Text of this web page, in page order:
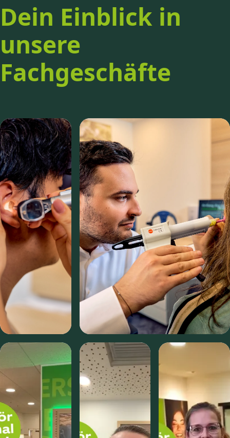
Dein Einblick in
unsere
Fachgeschäfte